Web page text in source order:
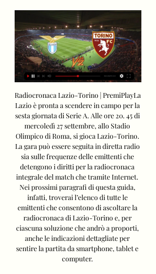
Radiocronaca Lazio-Torino | PremiPlayLa
Lazio è pronta a scendere in campo per la
sesta giornata di Serie A. Alle ore 20. 45 di
mercoledì 27 settembre, allo Stadio
Olimpico di Roma, si gioca Lazio-Torino.
La gara può essere seguita in diretta radio
sia sulle frequenze delle emittenti che
detengono i diritti per la radiocronaca
integrale del match che tramite Internet.
Nei prossimi paragrafi di questa guida,
infatti, troverai l’elenco di tutte le
emittenti che consentono di ascoltare la
radiocronaca di Lazio-Torino e, per
ciascuna soluzione che andrò a proporti,
anche le indicazioni dettagliate per
sentire la partita da smartphone, tablet e
computer.